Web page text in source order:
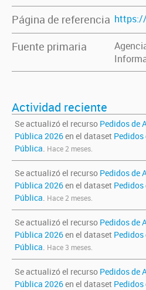
Página de referencia
Fuente primaria
Actividad reciente
Se actualizó el recurso Pedidos de
Pública 2026en el dataset
Pública. Hace 2 meses.
Se actualizó el recurso Pedidos de
Pública 2026en el dataset
Pública. Hace 2 meses.
Se actualizó el recurso Pedidos de
Pública 2026en el dataset
Pública. Hace 3 meses.
Se actualizó el recurso Pedidos de
Pública 2026en el dataset